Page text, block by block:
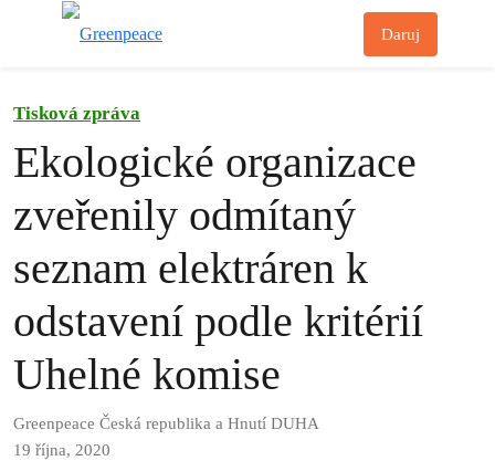
Daruj
Tisková zpráva
Ekologické organizace
zveřenily odmítaný
seznam elektráren k
odstavení podle kritérií
Uhelné komise
Greenpeace Česká republika a Hnutí DUHA
19 října, 2020